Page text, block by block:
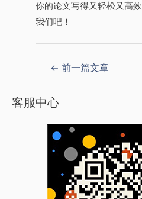
你的论文写得又轻松又高
我们吧！
← 前一篇文章
客服中心